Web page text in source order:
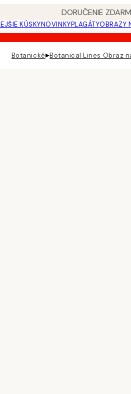
DORUČENIE
KÚSKYNOVINKYPLAGÁTYOBRAZY
Botanické▸Botanical Lines Obraz